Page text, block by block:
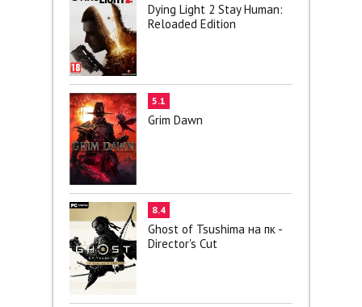
Dying Light 2 Stay Human:
Reloaded Edition
5.1
Grim Dawn
8.4
Ghost of Tsushima на пк -
Director's Cut